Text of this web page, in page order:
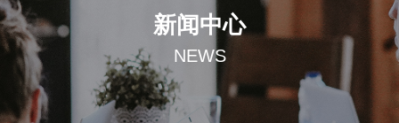
新闻中心
NEWS